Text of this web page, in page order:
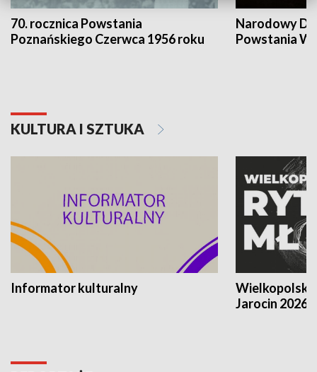
70. rocznica Powstania
Poznańskiego Czerwca 1956 roku
Narodowy
Powstania
KULTURA I SZTUKA
Informator kulturalny
Jarocin 2026